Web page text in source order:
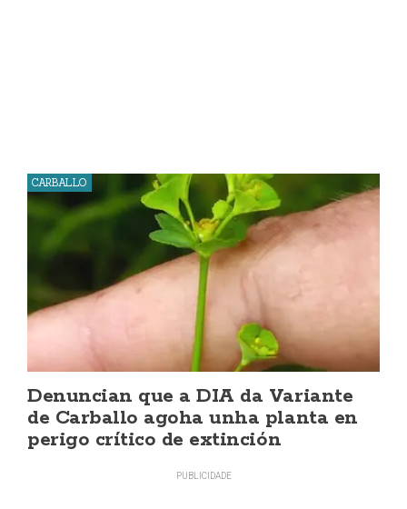
CARBALLO
Denuncian que a DIA da Variante
de Carballo agoha unha planta en
perigo crítico de extinción